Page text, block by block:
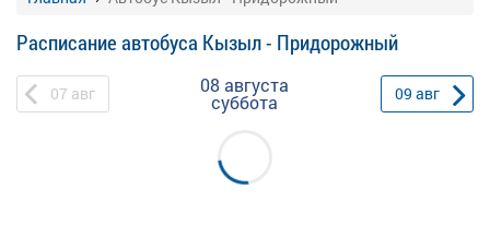
Расписание автобуса Кызыл - Придорожный
07 авг 08 августа
суббота 09 авг